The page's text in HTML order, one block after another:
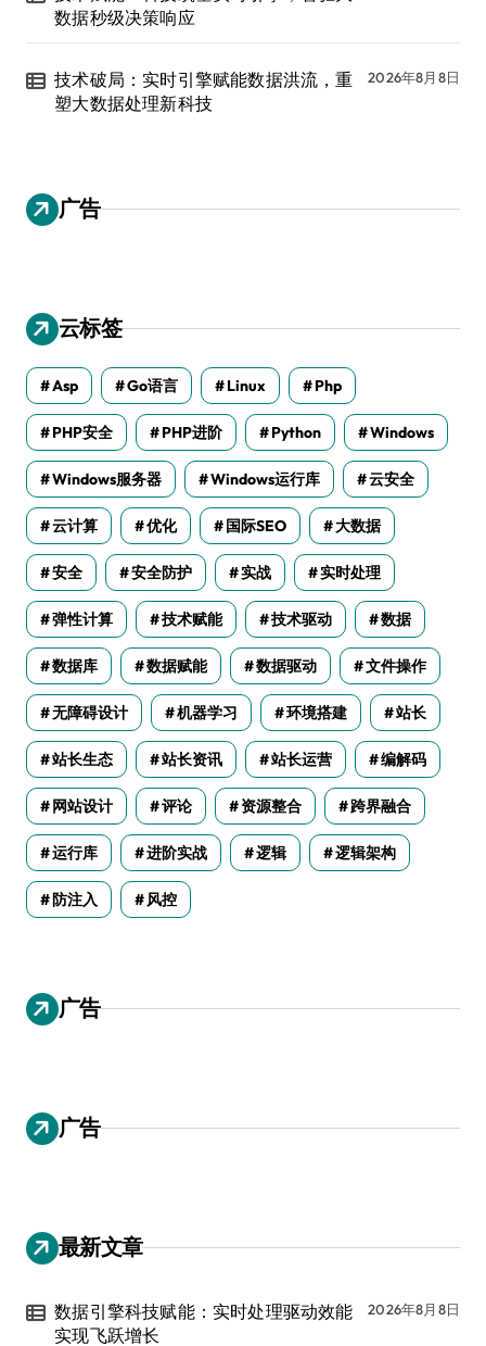
数据秒级决策响应
技术破局：实时引擎赋能数据洪流，重
塑大数据处理新科技
2026年8月8日
广告
云标签
Asp Go语言 Linux Php
PHP安全 PHP进阶 Python Windows
Windows服务器 Windows运行库 云安全
云计算 优化 国际SEO 大数据
安全 安全防护 实战 实时处理
弹性计算 技术赋能 技术驱动 数据
数据库 数据赋能 数据驱动 文件操作
无障碍设计 机器学习 环境搭建 站长
站长生态 站长资讯 站长运营 编解码
网站设计 评论 资源整合 跨界融合
运行库 进阶实战 逻辑 逻辑架构
防注入 风控
广告
广告
最新文章
数据引擎科技赋能：实时处理驱动效能
实现飞跃增长
2026年8月8日